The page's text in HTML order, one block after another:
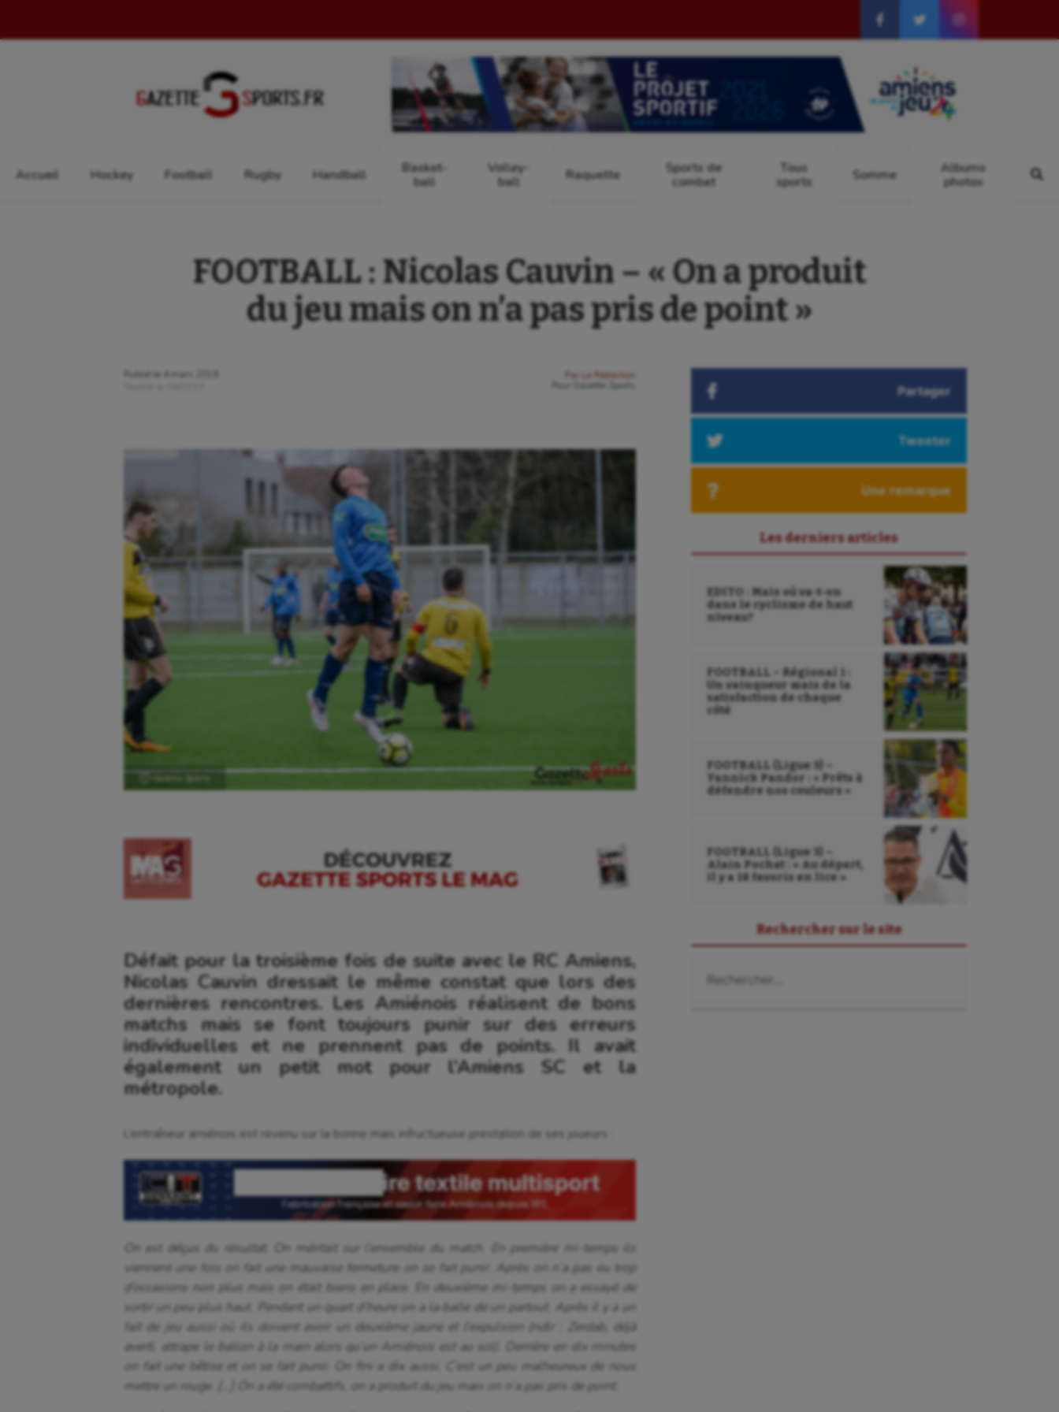
Accueil Hockey Football Rugby Handball
Basket-
ball
Volley-
ball
Raquette
Sports de
combat
Tous
sports
Somme
Albums
photos
FOOTBALL : Nicolas Cauvin – « On a produit
du jeu mais on n’a pas pris de point »
Publié le
4 mars 2019
Par
La Rédaction
Gazette Sports
Défait pour la troisième fois de suite avec le RC Amiens,
Nicolas Cauvin dressait le même constat que lors des
dernières rencontres. Les Amiénois réalisent de bons
matchs mais se font toujours punir sur des erreurs
individuelles et ne prennent pas de points. Il avait
également un petit mot pour l’Amiens SC et la
métropole.
L’entraîneur amiénois est revenu sur la bonne mais infructueuse prestation de ses joueurs :
On est déçus du résultat. On méritait sur l’ensemble du match. En première mi-temps ils
viennent une fois on fait une mauvaise fermeture on se fait punir. Après on n’a pas eu trop
d’occasions non plus mais on était biens en place. En deuxième mi-temps on a essayé de
sortir un peu plus haut. Pendant un quart d’heure on a la balle de un partout. Après il y a un
fait de jeu aussi où ils doivent avoir un deuxième jaune et l’expulsion (ndlr : Zerdab, déjà
averti, attrape le ballon à la main alors qu’un Amiénois est au sol). Derrière en dix minutes
on fait une bêtise et on se fait punir. On fini a dix aussi. C’est un peu malheureux de nous
mettre un rouge. […] On a été combattifs, on a produit du jeu mais on n’a pas pris de point.
Partager
Tweeter
Une remarque
Les derniers articles
EDITO : Mais où va-t-on
dans le cyclisme de haut
niveau?
FOOTBALL – Régional 1 :
Un vainqueur mais de la
satisfaction de chaque
côté
FOOTBALL (Ligue 3) –
Yannick Pandor : « Prêts à
défendre nos couleurs »
FOOTBALL (Ligue 3) –
Alain Pochat : « Au départ,
il y a 18 favoris en lice »
Rechercher sur le site